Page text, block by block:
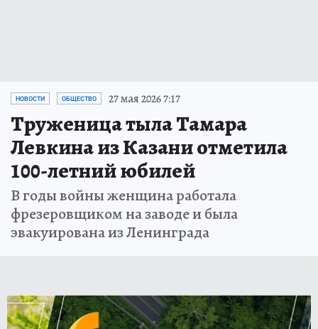
НОВОСТИ ОБЩЕСТВО 27 мая 2026 7:17
Труженица тыла Тамара
Левкина из Казани отметила
100-летний юбилей
В годы войны женщина работала
фрезеровщиком на заводе и была
эвакуирована из Ленинграда